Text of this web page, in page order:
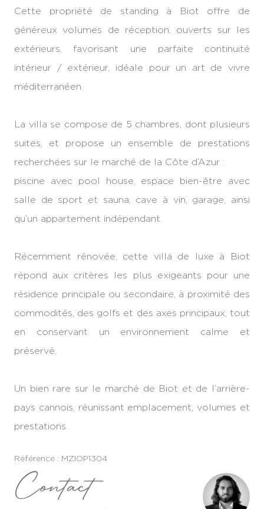
Cette propriété de standing à Biot offre de
généreux volumes de réception, ouverts sur les
extérieurs, favorisant une parfaite continuité
intérieur / extérieur, idéale pour un art de vivre
méditerranéen.
La villa se compose de 5 chambres, dont plusieurs
suites, et propose un ensemble de prestations
recherchées sur le marché de la Côte d’Azur :
piscine avec pool house, espace bien-être avec
salle de sport et sauna, cave à vin, garage, ainsi
qu’un appartement indépendant.
Récemment rénovée, cette villa de luxe à Biot
répond aux critères les plus exigeants pour une
résidence principale ou secondaire, à proximité des
commodités, des golfs et des axes principaux, tout
en conservant un environnement calme et
préservé.
Un bien rare sur le marché de Biot et de l’arrière-
pays cannois, réunissant emplacement, volumes et
prestations.
Référence : MZIOP1304
Contact